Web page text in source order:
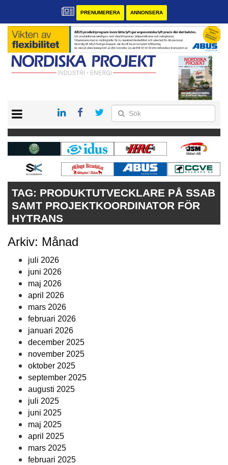
PRENUMERERA ANNONSERA
KONTAKT
VÅRA ANDRA MAGASIN
PRENUMERERA
ANNONSERA
TAG: PRODUKTUTVECKLARE PÅ SSAB
SAMT PROJEKTKOORDINATOR FÖR
HYTRANS
Arkiv: Månad
juli 2026
juni 2026
maj 2026
april 2026
mars 2026
februari 2026
januari 2026
december 2025
november 2025
oktober 2025
september 2025
augusti 2025
juli 2025
juni 2025
maj 2025
april 2025
mars 2025
februari 2025